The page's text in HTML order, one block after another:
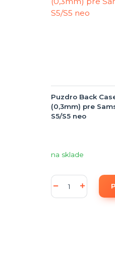
Puzdro Back
(0,3mm) pre
S5/S5 neo
na sklade